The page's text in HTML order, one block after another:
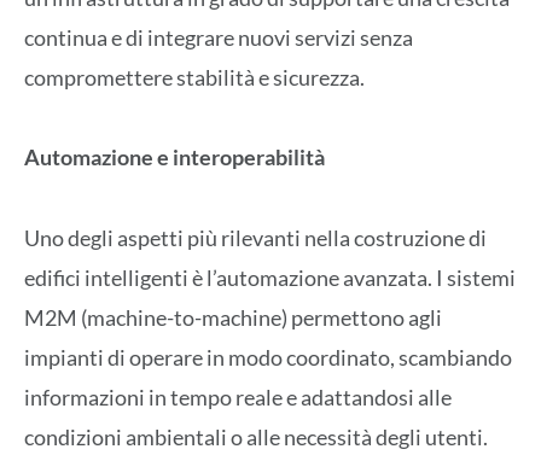
continua e di integrare nuovi servizi senza
compromettere stabilità e sicurezza.
Automazione e interoperabilità
Uno degli aspetti più rilevanti nella costruzione di
edifici intelligenti è l’automazione avanzata. I sistemi
M2M (machine-to-machine) permettono agli
impianti di operare in modo coordinato, scambiando
informazioni in tempo reale e adattandosi alle
condizioni ambientali o alle necessità degli utenti.